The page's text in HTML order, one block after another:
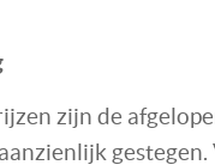
zijn de
gestegen.